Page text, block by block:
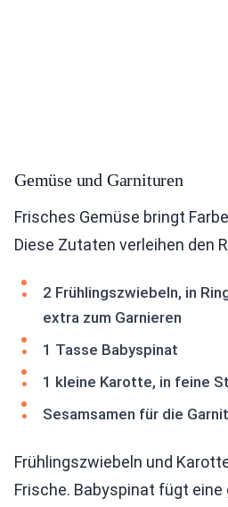
Gemüse und Garnituren
Frisches Gemüse bringt
Diese Zutaten verleihen den
2 Frühlingszwiebeln, in
extra zum Garnieren
1 Tasse Babyspinat
1 kleine Karotte, in feine
Sesamsamen für die
Frühlingszwiebeln und
Frische. Babyspinat fügt eine